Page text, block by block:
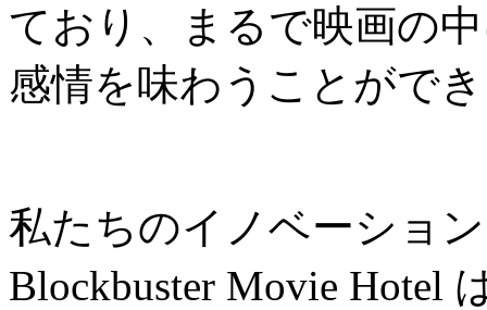
ており、まるで映画の
感情を味わうことがで
私たちのイノベーショ
Blockbuster Movie Hotel